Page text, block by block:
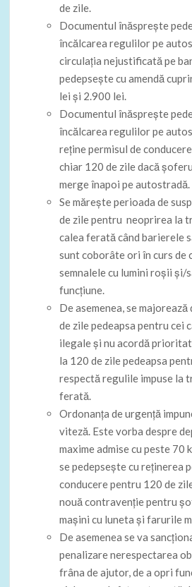
de zile.
Documentul înăspreşte
încălcarea regulilor pe
circulaţia nejustificată pe
pedepseşte cu amendă
lei şi 2.900 lei.
Documentul înăspreşte
încălcarea regulilor pe
reţine permisul de
chiar 120 de zile dacă
merge înapoi pe autostradă.
Se măreşte perioada de
de zile pentruneoprirea la
calea ferată când barierele
sunt coborâte ori în curs de
semnalele cu lumini roşii şi/
funcţiune.
De asemenea, se
de zile pedeapsa pentru cei
ilegale şi nu acordă
la 120 de zile pedeapsa
respectă regulile impuse la
ferată.
Ordonanţa de urgenţă
viteză. Este vorba despre
maxime admise cu peste 70
se pedepseşte cu reţinerea
conducere pentru 120 de
nouă contravenţie pentru
maşini cu luneta şi farurile
De asemenea se va
penalizare nerespectarea
frâna de ajutor, de a opri